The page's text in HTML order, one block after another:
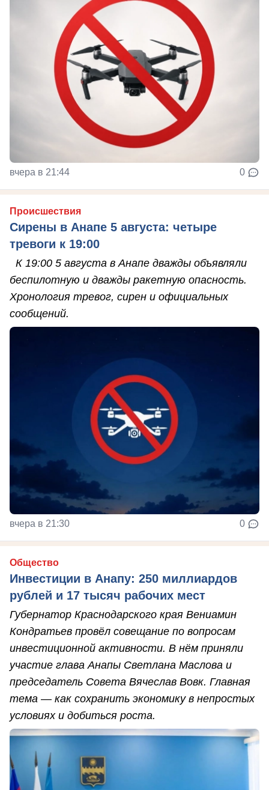
вчера в 21:44 0
Происшествия
Сирены в Анапе 5 августа: четыре
тревоги к 19:00
К 19:00 5 августа в Анапе дважды объявляли
беспилотную и дважды ракетную опасность.
Хронология тревог, сирен и официальных
сообщений.
вчера в 21:30 0
Общество
Инвестиции в Анапу: 250 миллиардов
рублей и 17 тысяч рабочих мест
Губернатор Краснодарского края Вениамин
Кондратьев провёл совещание по вопросам
инвестиционной активности. В нём приняли
участие глава Анапы Светлана Маслова и
председатель Совета Вячеслав Вовк. Главная
тема — как сохранить экономику в непростых
условиях и добиться роста.